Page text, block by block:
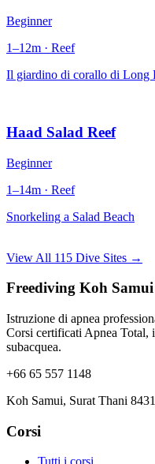
Beginner
1–12m · Reef
Il giardino di corallo di Long
Haad Salad Reef
Beginner
1–14m · Reef
Snorkeling a Salad Beach
View All 115 Dive Sites →
Freediving Koh Samui
Istruzione di apnea
Corsi certificati Apnea Total,
subacquea.
+66 65 557 1148
Koh Samui, Surat Thani
Corsi